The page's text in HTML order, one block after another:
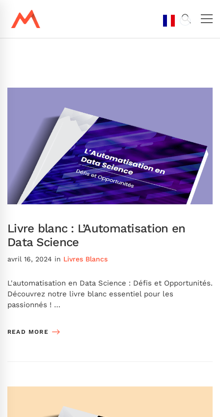
Livre blanc : L’Automatisation en
Data Science
avril 16, 2024 in Livres Blancs
L'automatisation en Data Science : Défis et Opportunités.
Découvrez notre livre blanc essentiel pour les
passionnés ! …
READ MORE